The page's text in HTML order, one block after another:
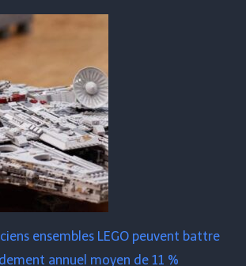
ensembles LEGO peuvent battre
annuel moyen de 11 %